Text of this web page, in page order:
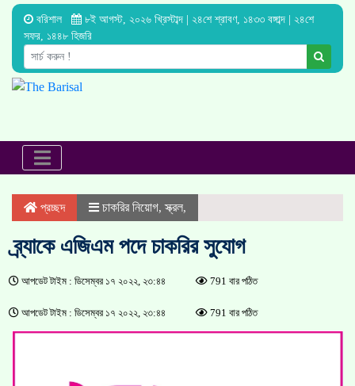
বরিশাল
৮ই আগস্ট, ২০২৬ খ্রিস্টাব্দ | ২৪শে শ্রাবণ, ১৪৩৩ বঙ্গাব্দ | ২৪শে
সফর, ১৪৪৮ হিজরি
প্রচ্ছদ চাকরির নিয়োগ,স্ক্রল,
ব্র্যাকে এজিএম পদে চাকরির সুযোগ
আপডেট টাইম : ডিসেম্বর ১৭ ২০২২, ২৩:৪৪ 791 বার পঠিত
আপডেট টাইম : ডিসেম্বর ১৭ ২০২২, ২৩:৪৪ 791 বার পঠিত